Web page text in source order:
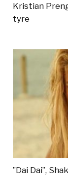
Kristian
tyre
”Dai Dai”,